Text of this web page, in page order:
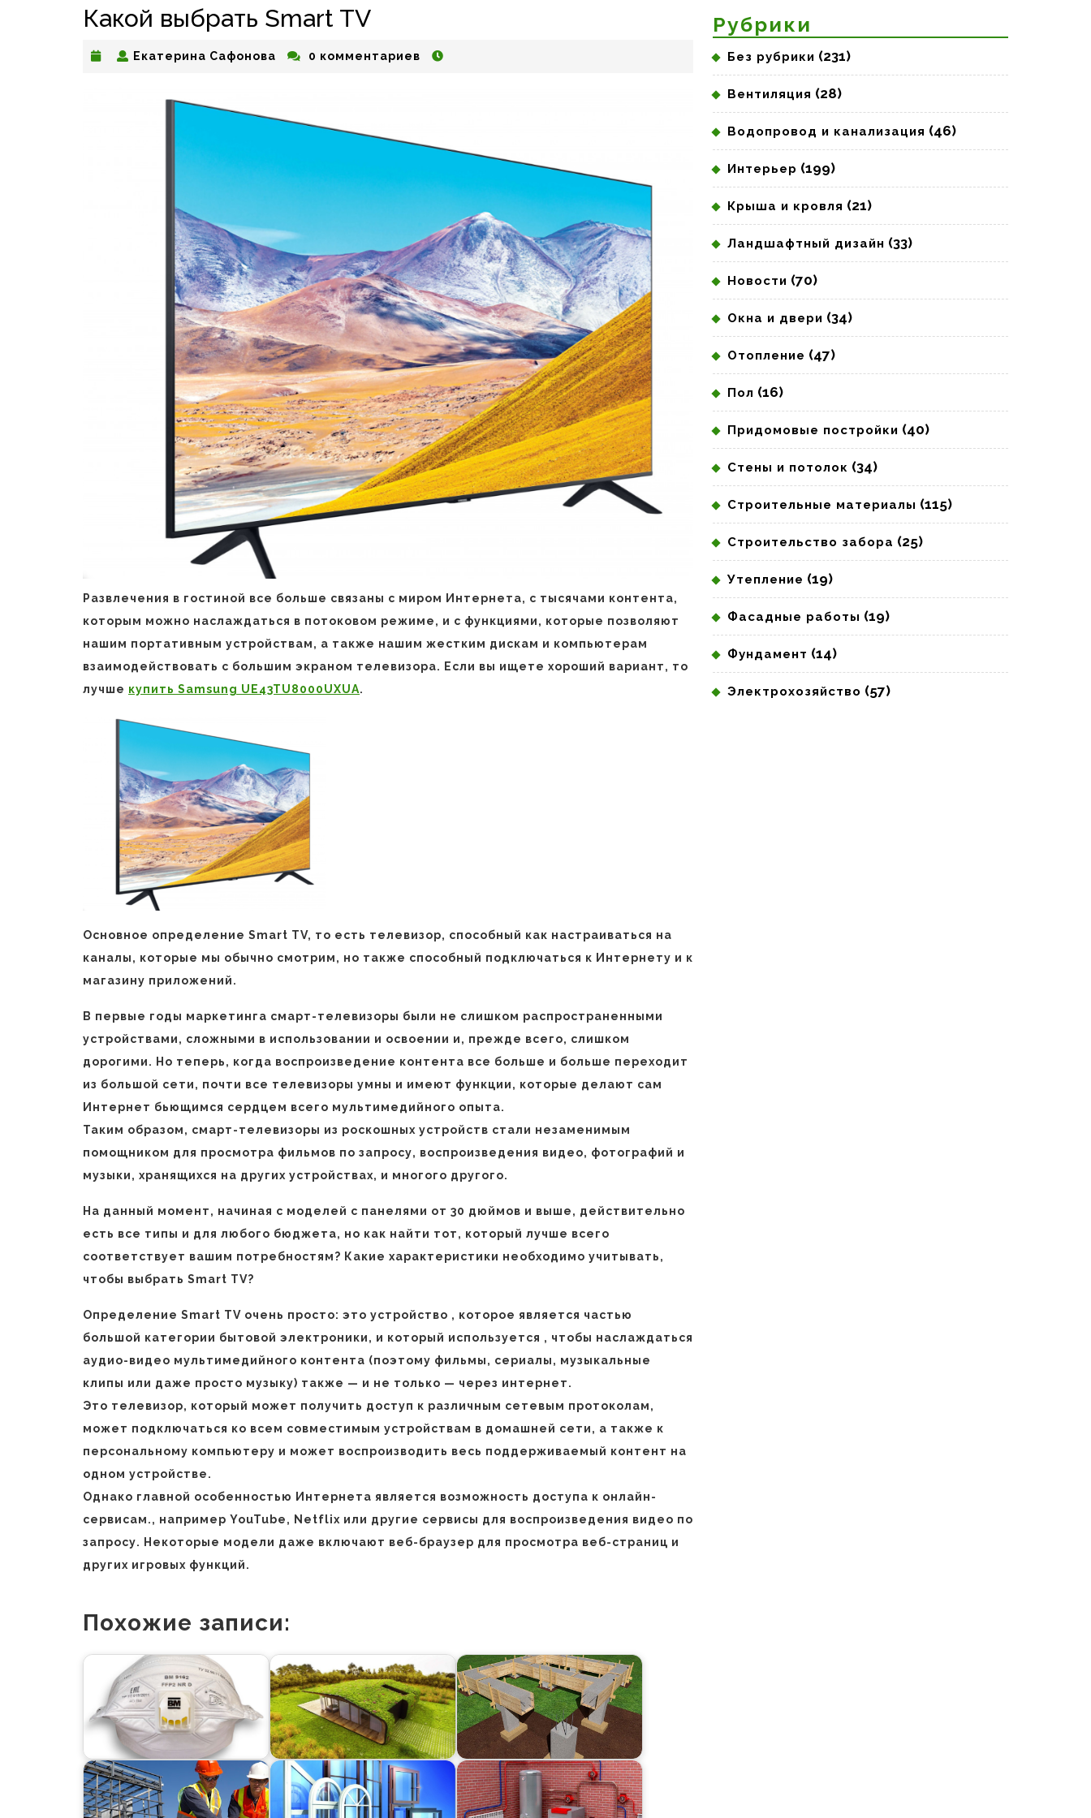
Какой выбрать Smart TV
Екатерина Сафонова Екатерина
0 комментариев
Развлечения в гостиной все больше связаны с миром Интернета, с тысячами контента,
которым можно наслаждаться в потоковом режиме, и с функциями, которые позволяют
нашим портативным устройствам, а также нашим жестким дискам и компьютерам
взаимодействовать с большим экраном телевизора. Если вы ищете хороший вариант, то
лучше купить Samsung UE43TU8000UXUA.
Основное определение Smart TV, то есть телевизор, способный как настраиваться на
каналы, которые мы обычно смотрим, но также способный подключаться к Интернету и к
магазину приложений.
В первые годы маркетинга смарт-телевизоры были не слишком распространенными
устройствами, сложными в использовании и освоении и, прежде всего, слишком
дорогими. Но теперь, когда воспроизведение контента все больше и больше переходит
из большой сети, почти все телевизоры умны и имеют функции, которые делают сам
Интернет бьющимся сердцем всего мультимедийного опыта.
Таким образом, смарт-телевизоры из роскошных устройств стали незаменимым
помощником для просмотра фильмов по запросу, воспроизведения видео, фотографий и
музыки, хранящихся на других устройствах, и многого другого.
На данный момент, начиная с моделей с панелями от 30 дюймов и выше, действительно
есть все типы и для любого бюджета, но как найти тот, который лучше всего
соответствует вашим потребностям? Какие характеристики необходимо учитывать,
чтобы выбрать Smart TV?
Определение Smart TV очень просто: это устройство , которое является частью
большой категории бытовой электроники, и который используется , чтобы наслаждаться
аудио-видео мультимедийного контента (поэтому фильмы, сериалы, музыкальные
клипы или даже просто музыку) также — и не только — через интернет.
Это телевизор, который может получить доступ к различным сетевым протоколам,
может подключаться ко всем совместимым устройствам в домашней сети, а также к
персональному компьютеру и может воспроизводить весь поддерживаемый контент на
одном устройстве.
Однако главной особенностью Интернета является возможность доступа к онлайн-
сервисам., например YouTube, Netflix или другие сервисы для воспроизведения видео по
запросу. Некоторые модели даже включают веб-браузер для просмотра веб-страниц и
других игровых функций.
Похожие записи:
Рубрики
Без рубрики (231)
Вентиляция (28)
Водопровод и канализация (46)
Интерьер (199)
Крыша и кровля (21)
Ландшафтный дизайн (33)
Новости (70)
Окна и двери (34)
Отопление (47)
Пол (16)
Придомовые постройки (40)
Стены и потолок (34)
Строительные материалы (115)
Строительство забора (25)
Утепление (19)
Фасадные работы (19)
Фундамент (14)
Электрохозяйство (57)